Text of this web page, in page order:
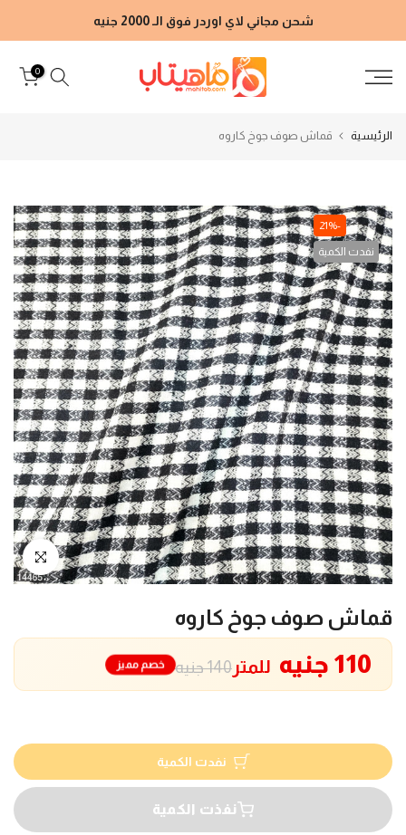
إلى
شحن مجاني لاي اوردر فوق الـ 2000 جنيه
0
الرئيسية قماش صوف جوخ كاروه
-21%
نفدت الكمية
انقر للتكبير
قماش صوف جوخ كاروه
140 جنيه 110 جنيه للمتر خصم مميز
نفدت الكمية
نفذت الكمية